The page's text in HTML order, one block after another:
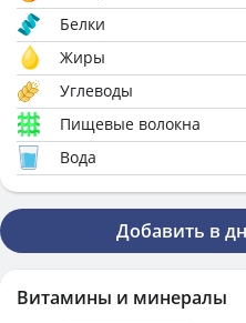
Белки
Жиры
Углеводы
Пищевые волокна
Вода
Добавить в
Витамины и минералы